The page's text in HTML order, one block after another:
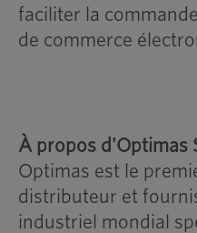
faciliter la
de commerce
À propos d'Optimas
Optimas est le
distributeur et
industriel mondial